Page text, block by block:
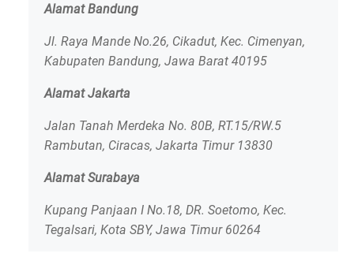
Alamat Bandung
Jl. Raya Mande No.26, Cikadut, Kec. Cimenyan,
Kabupaten Bandung, Jawa Barat 40195
Alamat Jakarta
Jalan Tanah Merdeka No. 80B, RT.15/RW.5
Rambutan, Ciracas, Jakarta Timur 13830
Alamat Surabaya
Kupang Panjaan I No.18, DR. Soetomo, Kec.
Tegalsari, Kota SBY, Jawa Timur 60264